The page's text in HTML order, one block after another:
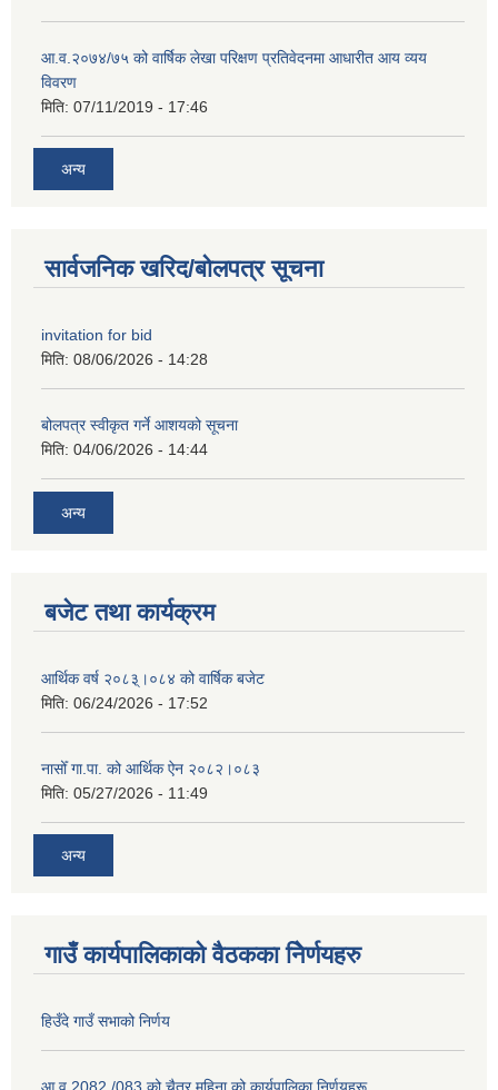
आ.व.२०७४/७५ को वार्षिक लेखा परिक्षण प्रतिवेदनमा आधारीत आय व्यय
विवरण
मिति: 07/11/2019 - 17:46
अन्य
सार्वजनिक खरिद/बोलपत्र सूचना
invitation for bid
मिति: 08/06/2026 - 14:28
बोलपत्र स्वीकृत गर्ने आशयको सूचना
मिति: 04/06/2026 - 14:44
अन्य
बजेट तथा कार्यक्रम
आर्थिक वर्ष २०८३्।०८४ को वार्षिक बजेट
मिति: 06/24/2026 - 17:52
नासोँ गा.पा. को आर्थिक ऐन २०८२।०८३
मिति: 05/27/2026 - 11:49
अन्य
गाउँ कार्यपालिकाको वैठकका निेर्णयहरु
हिउँदे गाउँ सभाको निर्णय